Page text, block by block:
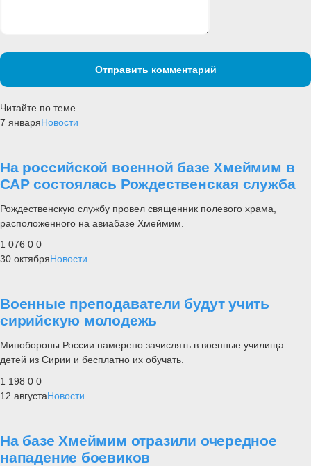
Отправить комментарий
Читайте по теме
7 январяНовости
На российской военной базе Хмеймим в
САР состоялась Рождественская служба
Рождественскую службу провел священник полевого храма,
расположенного на авиабазе Хмеймим.
1 076 0 0
30 октябряНовости
Военные преподаватели будут учить
сирийскую молодежь
Минобороны России намерено зачислять в военные училища
детей из Сирии и бесплатно их обучать.
1 198 0 0
12 августаНовости
На базе Хмеймим отразили очередное
нападение боевиков